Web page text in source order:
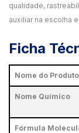
qualidade,
auxiliar na escolha
Ficha
Nome do Produto
Nome Químico
Fórmula